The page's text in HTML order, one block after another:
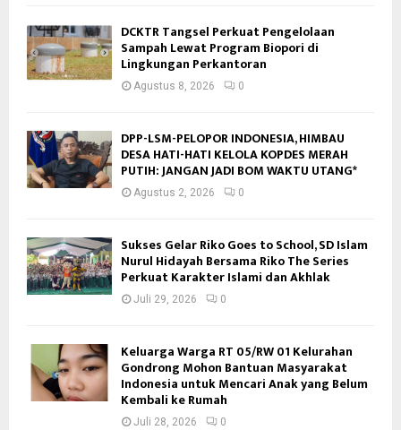
DCKTR Tangsel Perkuat Pengelolaan
Sampah Lewat Program Biopori di
Lingkungan Perkantoran
Agustus 8, 2026 0
DPP-LSM-PELOPOR INDONESIA, HIMBAU
DESA HATI-HATI KELOLA KOPDES MERAH
PUTIH: JANGAN JADI BOM WAKTU UTANG*
Agustus 2, 2026 0
Sukses Gelar Riko Goes to School, SD Islam
Nurul Hidayah Bersama Riko The Series
Perkuat Karakter Islami dan Akhlak
Juli 29, 2026 0
Keluarga Warga RT 05/RW 01 Kelurahan
Gondrong Mohon Bantuan Masyarakat
Indonesia untuk Mencari Anak yang Belum
Kembali ke Rumah
Juli 28, 2026 0